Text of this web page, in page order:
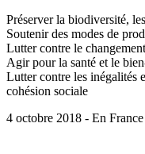
Préserver la biodiversité,
Soutenir des modes de
Lutter contre le
Agir pour la santé et le
Lutter contre les inégalités
cohésion sociale
4 octobre 2018 - En France